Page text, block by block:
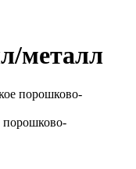
металл
порошково-
порошково-